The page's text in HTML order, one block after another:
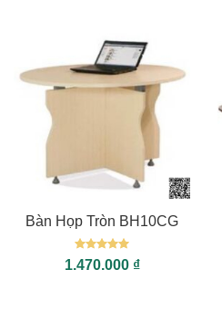
Bàn Họp Tròn BH10CG
Được xếp
hạng55
1.470.000 ₫